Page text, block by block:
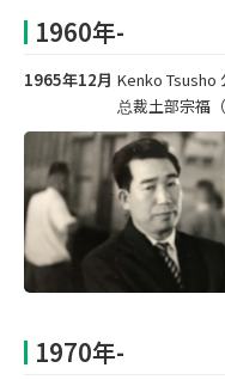
1960年-
1965年12月 Kenko Tsusho
总裁土部宗福
1970年-